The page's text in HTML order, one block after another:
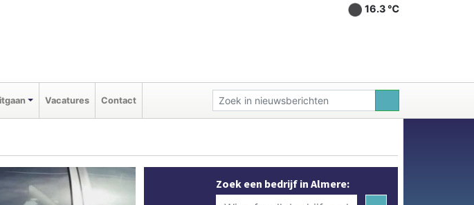
16.3 ℃
Vacatures Contact
Zoek een bedrijf in Almere: